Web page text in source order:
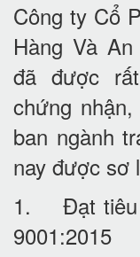
Công ty Cổ
Hàng Và
đã được
chứng
ban ngành
nay được sơ
1. Đạt tiêu
9001:2015